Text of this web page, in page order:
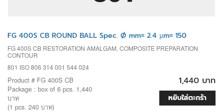
FG 400S CB ROUND BALL Spec. Ø mm= 2.4 µm= 150
FG 400S CB RESTORATION AMALGAM, COMPOSITE PREPARATION
CONTOUR
801 ISO 806 314 001 544 024
Product # FG 400S CB
Package : box of 6 pcs. 1,440
บาท
(1 pcs. 240 บาท)
1,440 บาท
หยิบใส่ตะกร้า